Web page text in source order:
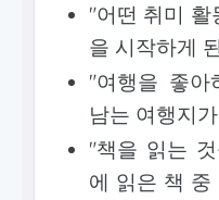
"어떤 취미 활
을 시작하게
"여행을 좋아
남는 여행지
"책을 읽는
에 읽은 책 중